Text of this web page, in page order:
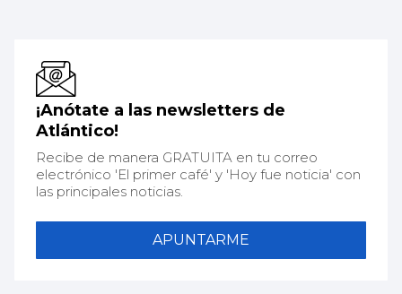
¡Anótate a las newsletters de
Atlántico!
Recibe de manera GRATUITA en tu correo
electrónico 'El primer café' y 'Hoy fue noticia' con
las principales noticias.
APUNTARME